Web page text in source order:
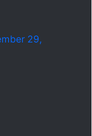
29,